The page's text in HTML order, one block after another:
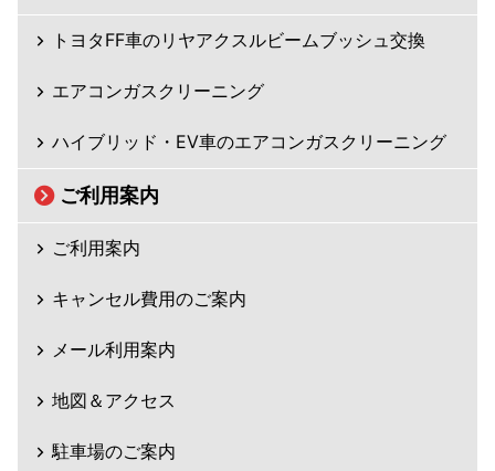
トヨタFF車のリヤアクスルビームブッシュ交換
エアコンガスクリーニング
ハイブリッド・EV車のエアコンガスクリーニング
ご利用案内
ご利用案内
キャンセル費用のご案内
メール利用案内
地図＆アクセス
駐車場のご案内